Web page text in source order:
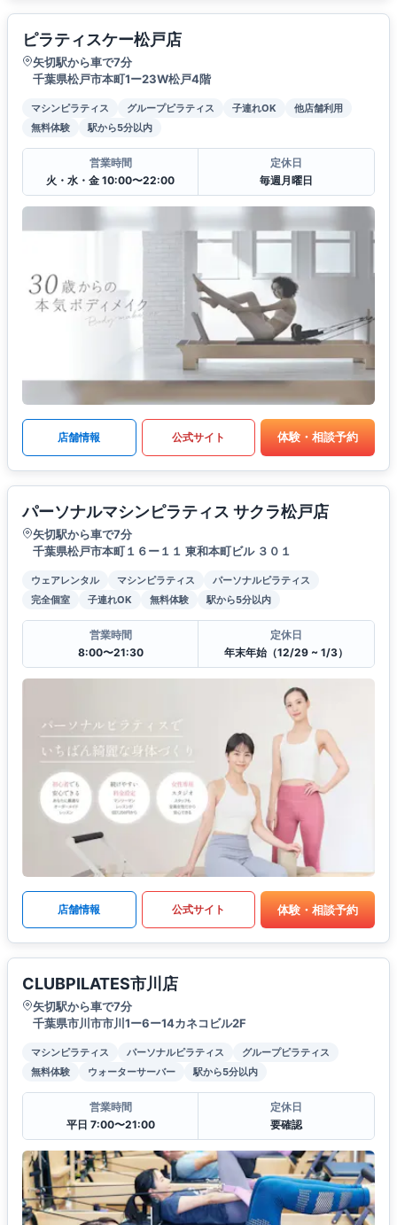
ピラティスケー松戸店
矢切駅から車で7分
千葉県松戸市本町1ー23W松戸4階
マシンピラティス グループピラティス 子連れOK
他店舗利用
無料体験
駅から5分以内
営業時間
火・水・金 10:00〜22:00
定休日
毎週月曜日
店舗情報 公式サイト 体験・相談予約
パーソナルマシンピラティス サクラ松戸店
矢切駅から車で7分
千葉県松戸市本町１６ー１１ 東和本町ビル ３０１
ウェアレンタル マシンピラティス
パーソナルピラティス
完全個室
子連れOK 無料体験 駅から5分以内
営業時間
8:00〜21:30
定休日
年末年始（12/29 ~ 1/3）
店舗情報 公式サイト 体験・相談予約
CLUBPILATES市川店
矢切駅から車で7分
千葉県市川市市川1ー6ー14カネコビル2F
マシンピラティス パーソナルピラティス
グループピラティス
無料体験
ウォーターサーバー 駅から5分以内
営業時間
平日 7:00〜21:00
定休日
要確認